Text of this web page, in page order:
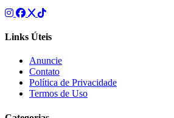
Links Úteis
Anuncie
Contato
Política de Privacidade
Termos de Uso